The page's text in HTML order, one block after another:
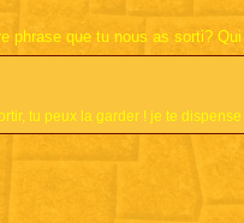
phrase que tu nous as sorti?
tu peux la garder ! je te